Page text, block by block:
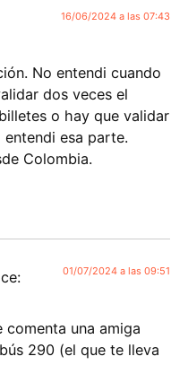
16/06/2024 a las 07:43
No entendi cuando
dos veces el
o hay que validar
esa parte.
Colombia.
01/07/2024 a las 09:51
comenta una amiga
290 (el que te lleva